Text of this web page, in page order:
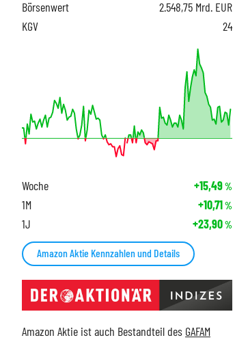
Börsenwert
2.548,75 Mrd. EUR
KGV
24
Woche +15,49%
1M +10,71%
1J +23,90%
Amazon Aktie Kennzahlen und Details
Amazon Aktie ist auch Bestandteil des GAFAM